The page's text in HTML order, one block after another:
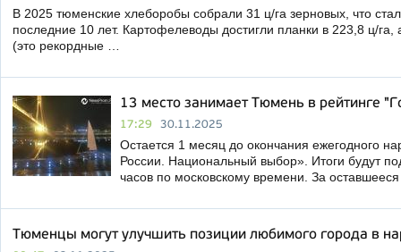
В 2025 тюменские хлеборобы собрали 31 ц/га зерновых, что
последние 10 лет. Картофелеводы достигли планки в 223,8 ц/
(это рекордные …
13 место занимает Тюмень в рейтинге
17:29 30.11.2025
Остается 1 месяц до окончания ежегодного
России. Национальный выбор». Итоги будут
часов по московскому времени. За
Тюменцы могут улучшить позиции любимого города в